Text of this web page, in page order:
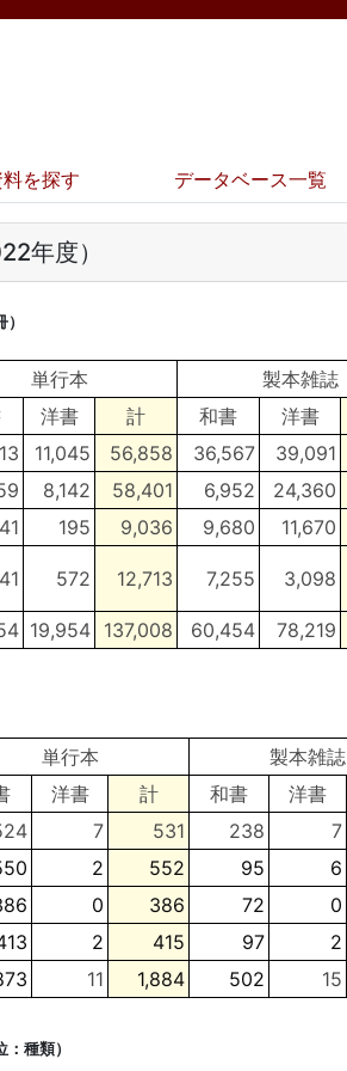
料を探す データベース一覧
年度）
単行本 製本雑誌
洋書 計 和書 洋書
11,045 56,858 36,567 39,091
8,142 58,401 6,952 24,360
195 9,036 9,680 11,670
572 12,713 7,255 3,098
19,954 137,008 60,454 78,219
単行本 製本雑誌
洋書 計 和書 洋書
7 531 238 7
2 552 95 6
0 386 72 0
2 415 97 2
11 1,884 502 15
： 種類）